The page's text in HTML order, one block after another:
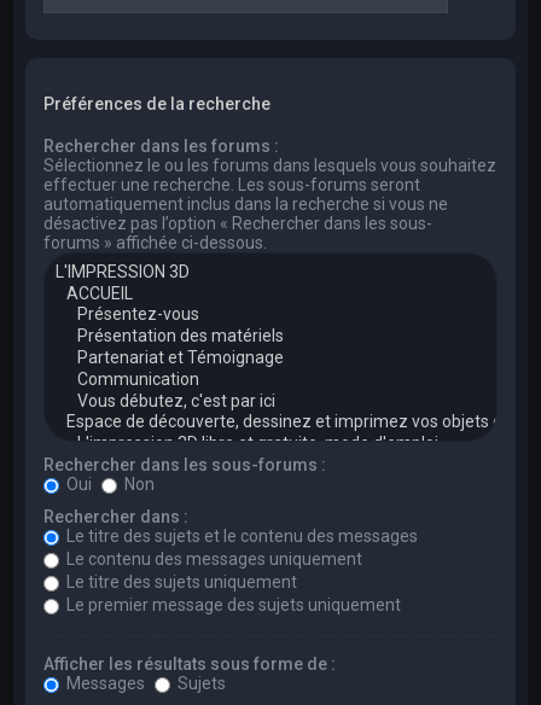
Préférences de la recherche
Rechercher dans les forums :
Sélectionnez le ou les forums dans lesquels vous souhaitez
effectuer une recherche. Les sous-forums seront
automatiquement inclus dans la recherche si vous ne
désactivez pas l’option « Rechercher dans les sous-
forums » affichée ci-dessous.
Rechercher dans les sous-forums :
Oui
Non
Rechercher dans :
Le titre des sujets et le contenu des messages
Le contenu des messages uniquement
Le titre des sujets uniquement
Le premier message des sujets uniquement
Afficher les résultats sous forme de :
Messages
Sujets